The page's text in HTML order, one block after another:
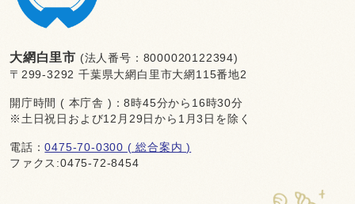
大網白里市 (法人番号：8000020122394)
〒299-3292 千葉県大網白里市大網115番地2
開庁時間 ( 本庁舎 )：8時45分から16時30分
※土日祝日および12月29日から1月3日を除く
電話：0475-70-0300 ( 総合案内 )
ファクス:0475-72-8454